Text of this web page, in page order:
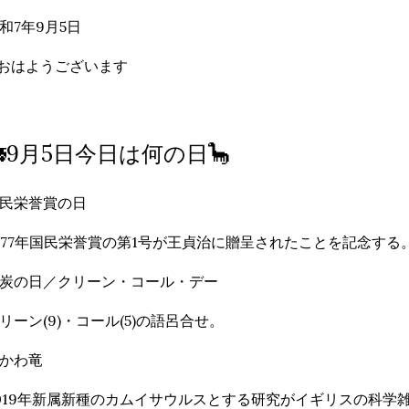
7年9月5日
はようございます
月5日今日は何の日🦕
栄誉賞の日
年国民栄誉賞の第1号が王貞治に贈呈されたことを記念する。
の日／クリーン・コール・デー
ーン(9)・コール(5)の語呂合せ。
わ竜
年新属新種のカムイサウルスとする研究がイギリスの科学雑